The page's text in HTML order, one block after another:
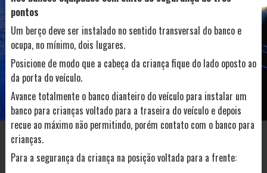
pontos
Um berço deve ser instalado no sentido transversal do banco e
ocupa, no mínimo, dois lugares.
Posicione de modo que a cabeça da criança fique do lado oposto ao
da porta do veículo.
Avance totalmente o banco dianteiro do veículo para instalar um
banco para crianças voltado para a traseira do veículo e depois
recue ao máximo não permitindo, porém contato com o banco para
crianças.
Para a segurança da criança na posição voltada para a frente: